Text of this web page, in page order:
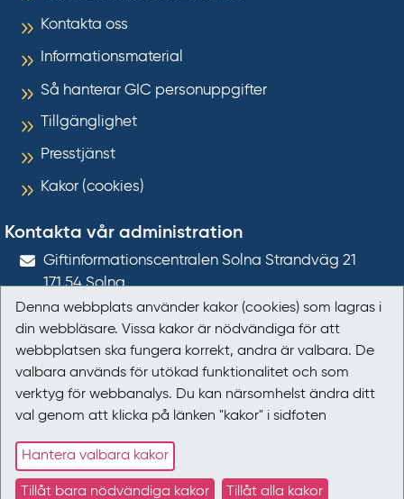
Denna webbplats använder kakor (cookies) som lagras i
din webbläsare. Vissa kakor är nödvändiga för att
webbplatsen ska fungera korrekt, andra är valbara. De
valbara används för utökad funktionalitet och som
verktyg för webbanalys. Du kan närsomhelst ändra ditt
val genom att klicka på länken "kakor" i sidfoten
Hantera valbara kakor
Tillåt bara nödvändiga kakor Tillåt alla kakor
Kontakta oss
Informationsmaterial
Så hanterar GIC personuppgifter
Tillgänglighet
Presstjänst
Kakor (cookies)
Kontakta vår administration
Gift­informations­centralen Solna Strandväg 21
171 54 Solna
giftinformation@gic.se
Följ oss
Följ oss på Facebook